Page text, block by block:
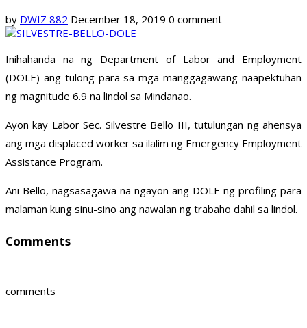
by DWIZ 882 December 18, 2019 0 comment
Inihahanda na ng Department of Labor and Employment
(DOLE) ang tulong para sa mga manggagawang naapektuhan
ng magnitude 6.9 na lindol sa Mindanao.
Ayon kay Labor Sec. Silvestre Bello III, tutulungan ng ahensya
ang mga displaced worker sa ilalim ng Emergency Employment
Assistance Program.
Ani Bello, nagsasagawa na ngayon ang DOLE ng profiling para
malaman kung sinu-sino ang nawalan ng trabaho dahil sa lindol.
Comments
comments